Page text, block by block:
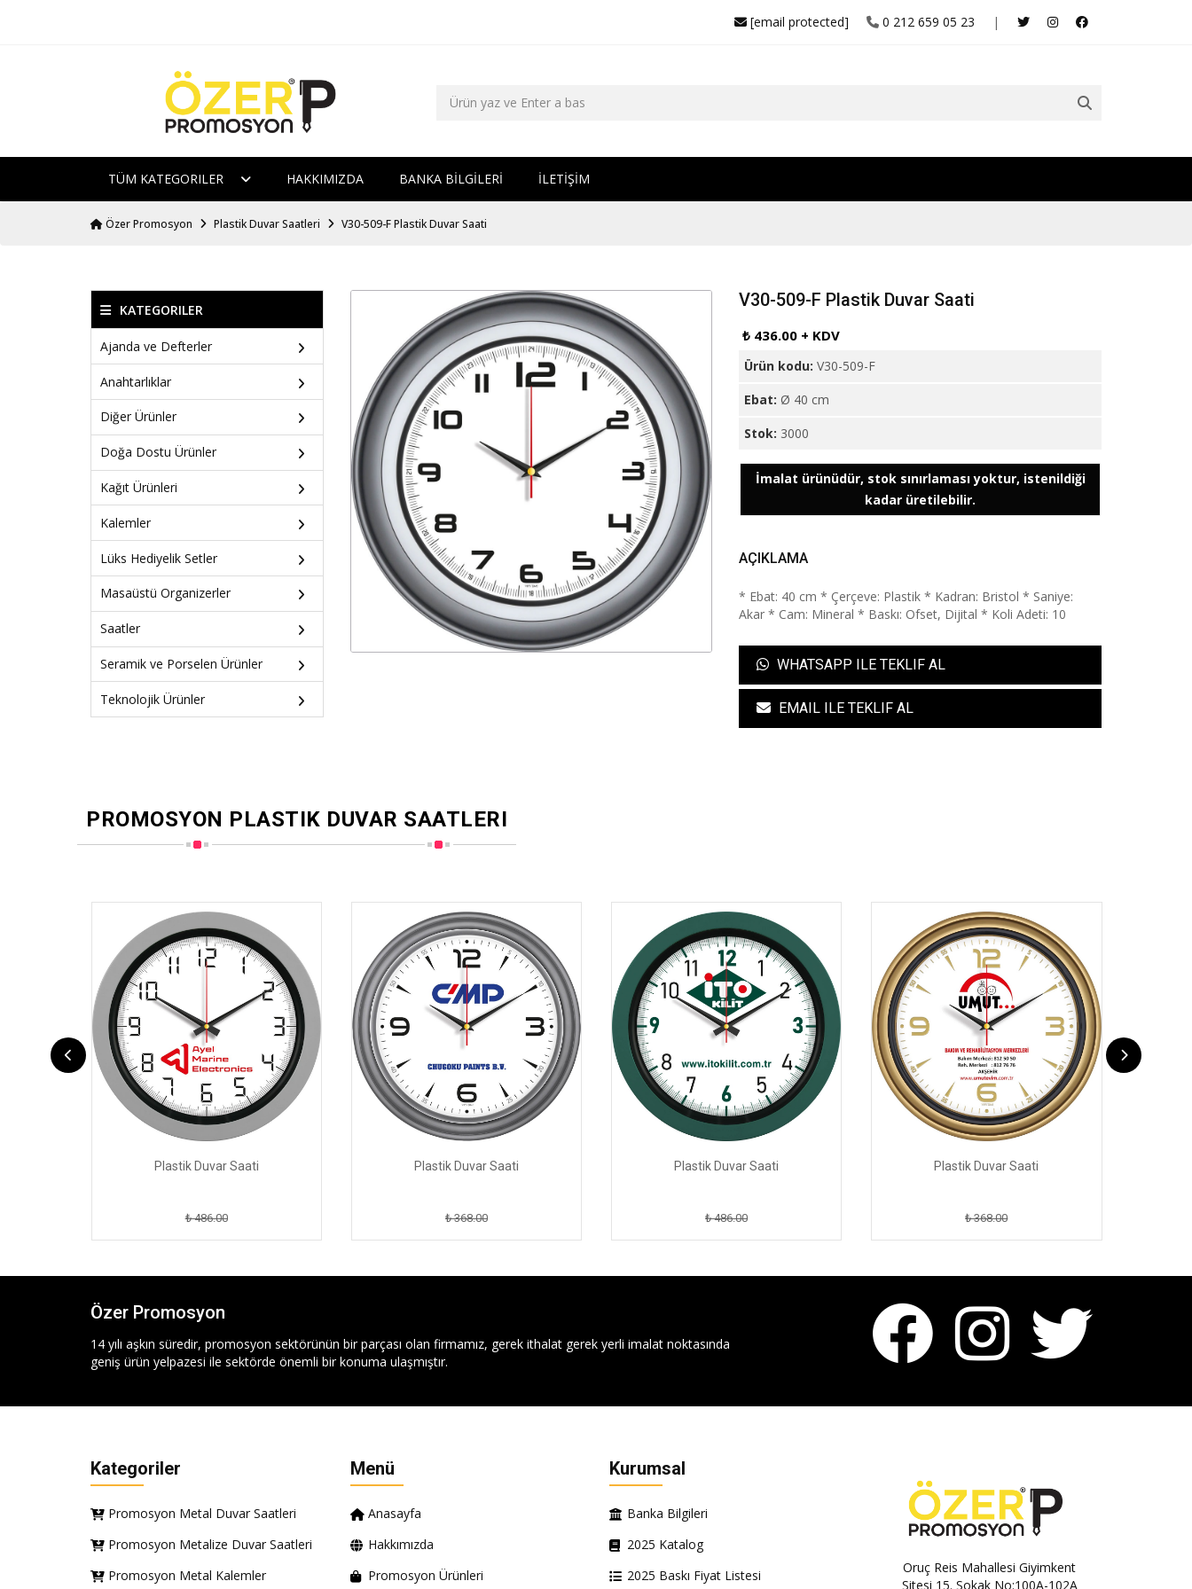
|
0 212 659 05 23
[email protected]
TÜM KATEGORILER HAKKIMIZDA BANKA BİLGİLERİ İLETİŞİM
Özer Promosyon Plastik Duvar Saatleri V30-509-F Plastik Duvar Saati
KATEGORILER
Ajanda ve Defterler
Anahtarlıklar
Diğer Ürünler
Doğa Dostu Ürünler
Kağıt Ürünleri
Kalemler
Lüks Hediyelik Setler
Masaüstü Organizerler
Saatler
Seramik ve Porselen Ürünler
Teknolojik Ürünler
V30-509-F Plastik Duvar Saati
₺ 436.00 + KDV
Ürün kodu:V30-509-F
Ebat: Ø 40 cm
Stok: 3000
İmalat ürünüdür, stok sınırlaması yoktur, istenildiği
kadar üretilebilir.
AÇIKLAMA
* Ebat: 40 cm * Çerçeve: Plastik * Kadran: Bristol * Saniye:
Akar * Cam: Mineral * Baskı: Ofset, Dijital * Koli Adeti: 10
WHATSAPP ILE TEKLIF AL
EMAIL ILE TEKLIF AL
PROMOSYON PLASTIK DUVAR SAATLERI
Plastik Duvar Saati
₺ 486.00
Plastik Duvar Saati
₺ 368.00
Plastik Duvar Saati
₺ 486.00
Plastik Duvar Saati
₺ 368.00
Özer Promosyon
14 yılı aşkın süredir, promosyon sektörünün bir parçası olan firmamız, gerek ithalat gerek yerli imalat noktasında
geniş ürün yelpazesi ile sektörde önemli bir konuma ulaşmıştır.
Kategoriler
Promosyon Metal Duvar Saatleri
Promosyon Metalize Duvar Saatleri
Promosyon Metal Kalemler
Menü
Anasayfa
Hakkımızda
Promosyon Ürünleri
Kurumsal
Banka Bilgileri
2025 Katalog
2025 Baskı Fiyat Listesi
Oruç Reis Mahallesi Giyimkent
Sitesi 15. Sokak No:100A-102A